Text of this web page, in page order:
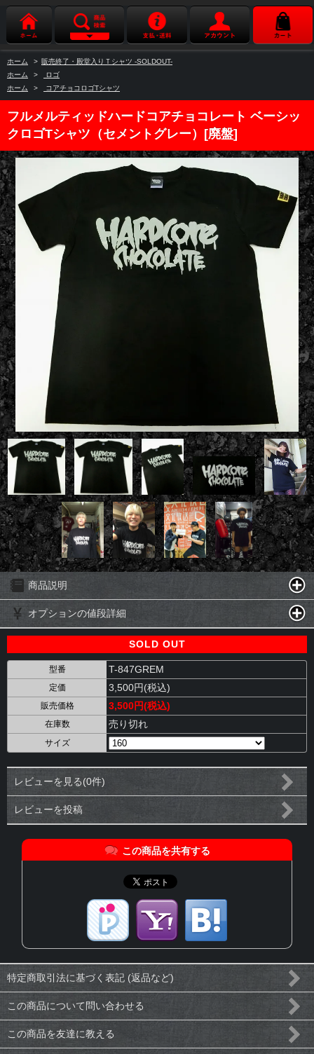
ホーム > 販売終了・殿堂入りＴシャツ -SOLDOUT-
ホーム
>
ロゴ
ホーム
> コアチョコロゴTシャツ
フルメルティッドハードコアチョコレート ベーシッ
クロゴTシャツ（セメントグレー）[廃盤]
商品説明
オプションの値段詳細
SOLD OUT
型番 T-847GREM
定価 3,500円(税込)
販売価格 3,500円(税込)
在庫数 売り切れ
サイズ
レビューを見る(0件)
レビューを投稿
この商品を共有する
特定商取引法に基づく表記 (返品など)
この商品について問い合わせる
この商品を友達に教える